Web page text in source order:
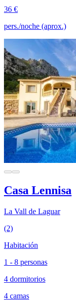
36 €
pers./noche (aprox.)
Casa Lennisa
La Vall de Laguar
(2)
Habitación
1 - 8 personas
4 dormitorios
4 camas